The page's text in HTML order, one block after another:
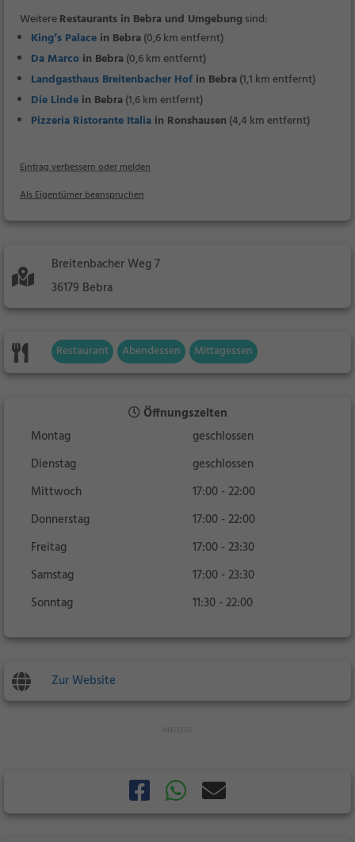
WeitereRestaurants in Bebra und Umgebungsind:
King’s Palace in Bebra(0,6 km entfernt)
Da Marco in Bebra(0,6 km entfernt)
Landgasthaus Breitenbacher Hof in Bebra(1,1 km entfernt)
Die Linde in Bebra(1,6 km entfernt)
Pizzeria Ristorante Italia in Ronshausen (4,4 km entfernt)
Eintrag verbessern oder melden
Als Eigentümer beanspruchen
Breitenbacher Weg 7
36179 Bebra
Restaurant Abendessen Mittagessen
Öffnungszeiten
Montag
geschlossen
Dienstag
geschlossen
Mittwoch
17:00 - 22:00
Donnerstag
17:00 - 22:00
Freitag
17:00 - 23:30
Samstag
17:00 - 23:30
Sonntag
11:30 - 22:00
Zur Website